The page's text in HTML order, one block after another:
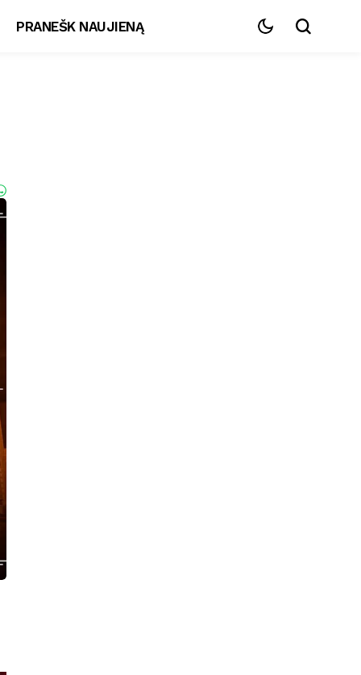
PRANEŠK NAUJIENĄ